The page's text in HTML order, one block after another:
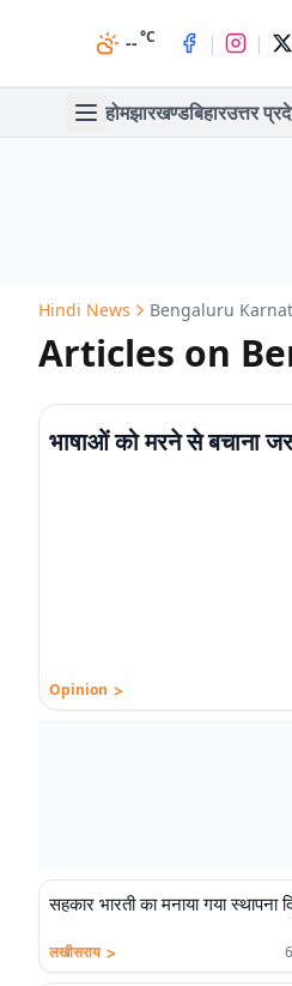
--°C | |
होमझारखण्डबिहारउत्तर
Hindi News Bengaluru
Articles on
भाषाओं को मरने से बचाना
Opinion >
सहकार भारती का मनाया गया स्थापना
लखीसराय >